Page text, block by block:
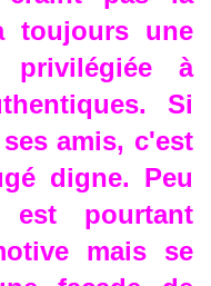
toujours une
à
Si
amis, c'est
digne. Peu
est pourtant
mais se